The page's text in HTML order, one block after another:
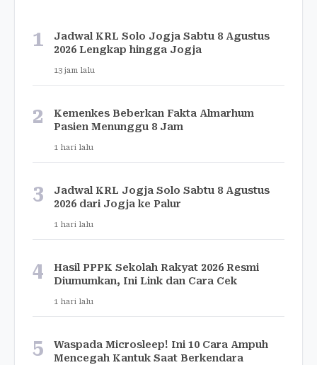
1
Jadwal KRL Solo Jogja Sabtu 8 Agustus
2026 Lengkap hingga Jogja
13 jam lalu
2
Kemenkes Beberkan Fakta Almarhum
Pasien Menunggu 8 Jam
1 hari lalu
3
Jadwal KRL Jogja Solo Sabtu 8 Agustus
2026 dari Jogja ke Palur
1 hari lalu
4
Hasil PPPK Sekolah Rakyat 2026 Resmi
Diumumkan, Ini Link dan Cara Cek
1 hari lalu
5
Waspada Microsleep! Ini 10 Cara Ampuh
Mencegah Kantuk Saat Berkendara